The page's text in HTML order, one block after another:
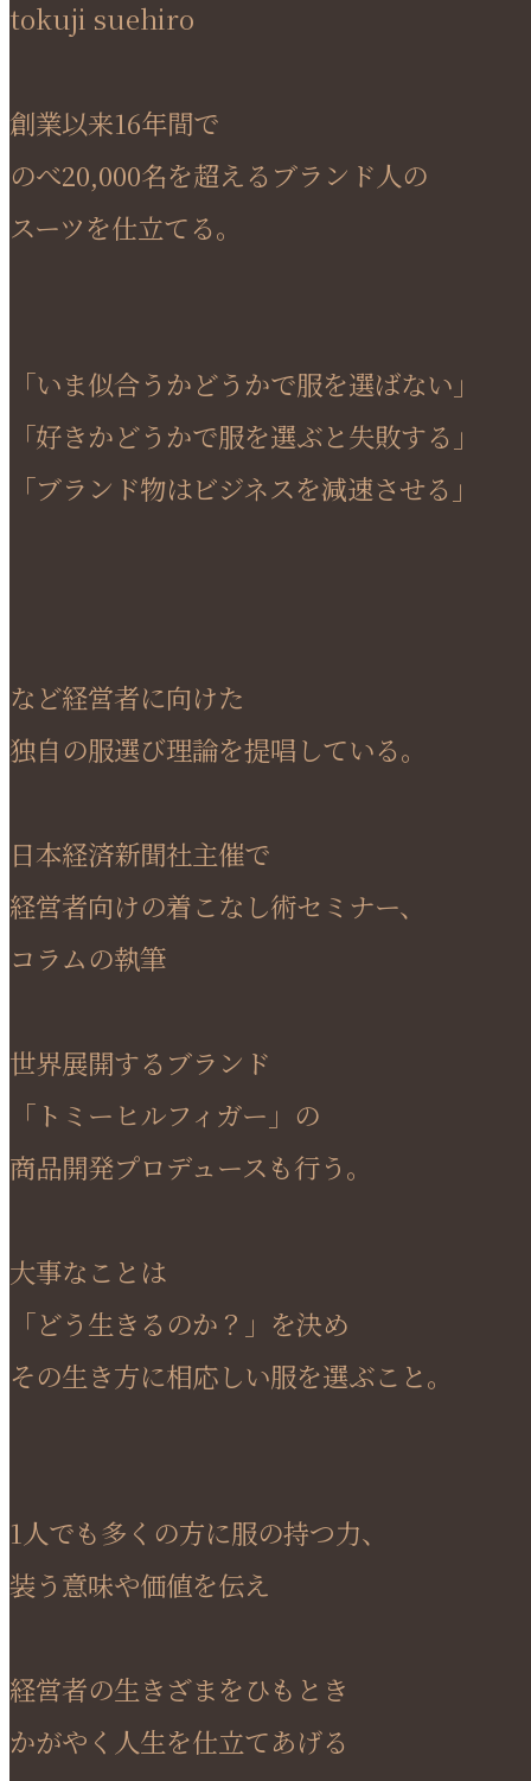
tokuji suehiro
創業以来16年間で
のべ20,000名を超えるブランド人の
スーツを仕立てる。
「いま似合うかどうかで服を選ばない」
「好きかどうかで服を選ぶと失敗する」
「ブランド物はビジネスを減速させる」
など経営者に向けた
独自の服選び理論を提唱している。
日本経済新聞社主催で
経営者向けの着こなし術セミナー、
コラムの執筆
世界展開するブランド
「トミーヒルフィガー」の
商品開発プロデュースも行う。
大事なことは
「どう生きるのか？」を決め
その生き方に相応しい服を選ぶこと。
1人でも多くの方に服の持つ力、
装う意味や価値を伝え
経営者の生きざまをひもとき
かがやく人生を仕立てあげる